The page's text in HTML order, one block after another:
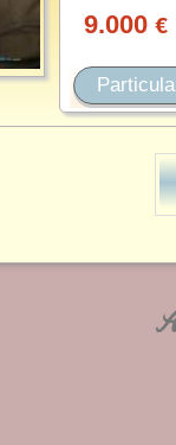
9.000 €